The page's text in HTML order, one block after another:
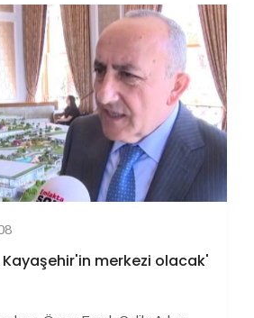
Kayaşehir'in merkezi olacak'